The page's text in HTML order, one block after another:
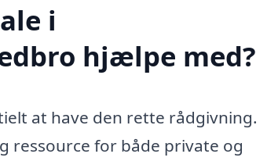
i
hjælpe med?
at have den rette rådgivning.
ressource for både private og